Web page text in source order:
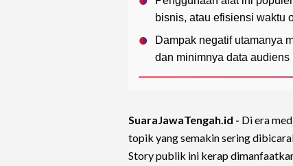
bisnis, atau efisiensi waktu
Dampak negatif utamanya
dan minimnya data
SuaraJawaTengah.id - Di era
topik yang semakin sering
Story publik ini kerap